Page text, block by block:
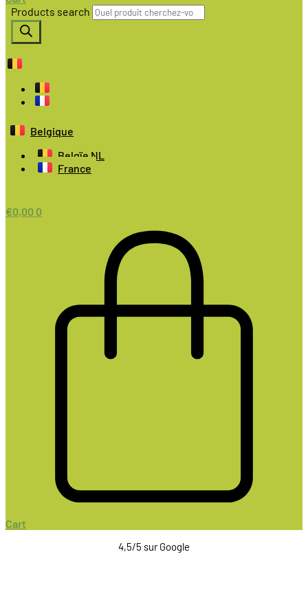
Products search
Belgique
Belgïe NL
France
€0,00 0
Cart
4,5/5 sur Google